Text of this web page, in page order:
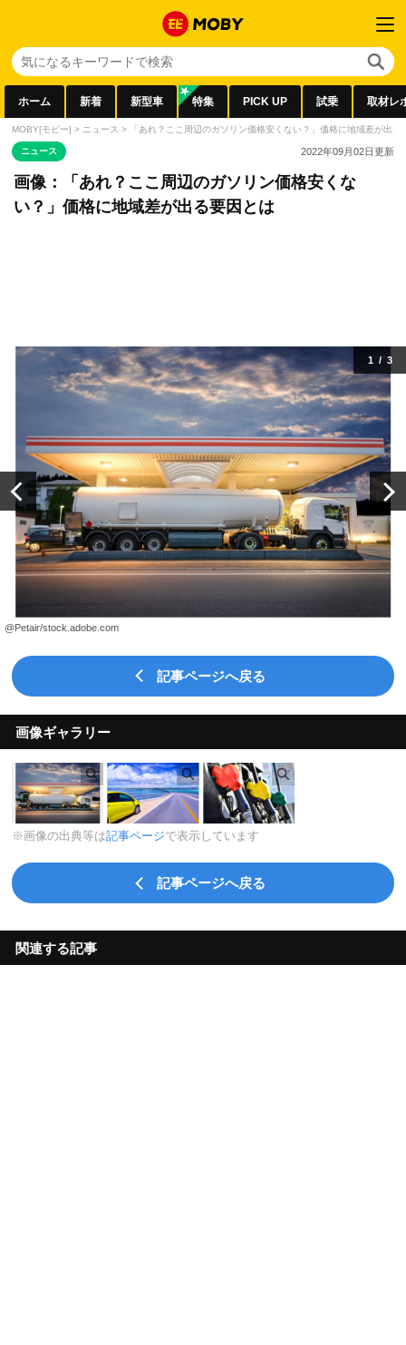
ホーム 新着 新型車 特集 PICK UP 試乗 取材レ
MOBY[モビー] > ニュース > 「あれ？ここ周辺のガソリン価格安くない？」価格に地域差が出る
ニュース 2022年09月02日更新
画像：「あれ？ここ周辺のガソリン価格安くな
い？」価格に地域差が出る要因とは
@Petair/stock.adobe.com
1/ 3
記事ページへ戻る
画像ギャラリー
※画像の出典等は記事ページで表示しています
記事ページへ戻る
関連する記事